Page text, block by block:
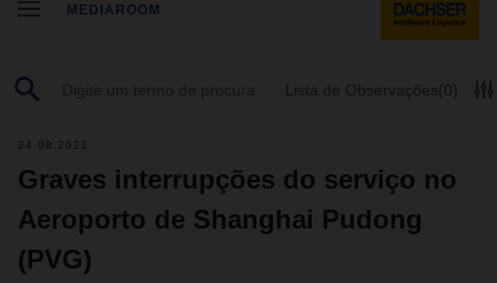
MEDIAROOM
Lista de Observações (0)
24.08.2021
Graves interrupções do serviço no
Aeroporto de Shanghai Pudong
(PVG)